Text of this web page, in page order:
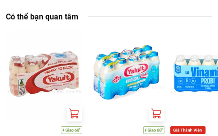
Có thể bạn quan tâm